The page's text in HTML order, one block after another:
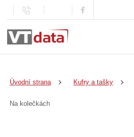
Úvodní strana Kufry a tašky
Na kolečkách